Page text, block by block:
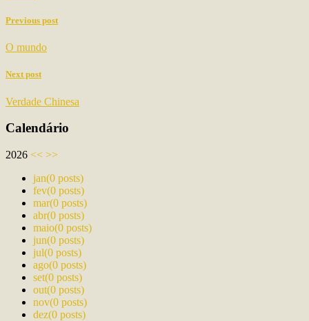
Previous post
O mundo
Next post
Verdade Chinesa
Calendário
2026 << >>
jan(0 posts)
fev(0 posts)
mar(0 posts)
abr(0 posts)
maio(0 posts)
jun(0 posts)
jul(0 posts)
ago(0 posts)
set(0 posts)
out(0 posts)
nov(0 posts)
dez(0 posts)